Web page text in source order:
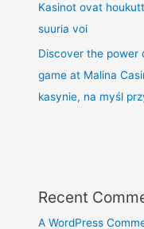
Kasinot ovat
suuria voi
Discover the power
game at Malina
kasynie, na myśl
Recent
A WordPress